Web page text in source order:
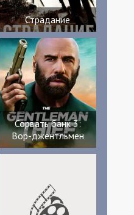
Страдание
Сорвать банк 3:
Вор-джентльмен